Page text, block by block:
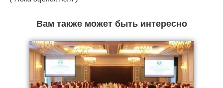
Вам также может быть интересно